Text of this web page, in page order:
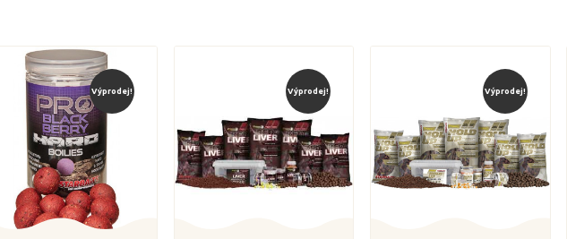
Výprodej! Výprodej! Výprodej!